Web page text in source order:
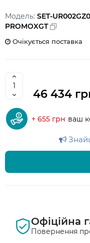
Модель: SET-
PROMOXGT
Очікується поставка
46 434
+ 655 грн ваш
Офіційна
Повернення